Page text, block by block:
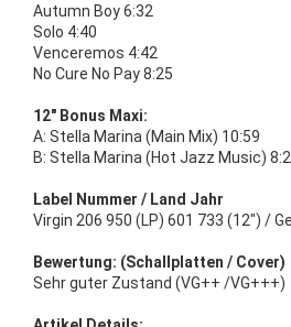
Autumn Boy 6:32
Solo 4:40
Venceremos 4:42
No Cure No Pay 8:25
12" Bonus Maxi:
A: Stella Marina (Main Mix) 10:59
B: Stella Marina (Hot Jazz Music)
Label Nummer / Land Jahr
Virgin 206 950 (LP) 601 733 (12") /
Bewertung: (Schallplatten / Cover)
Sehr guter Zustand (VG++ /VG+++)